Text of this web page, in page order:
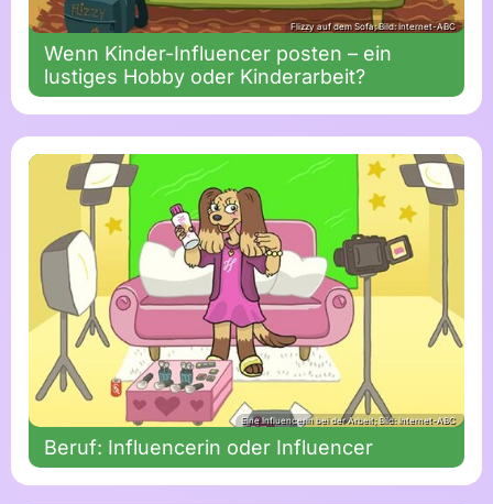
Flizzy auf dem Sofa; Bild: Internet-ABC
Wenn Kinder-Influencer posten – ein
lustiges Hobby oder Kinderarbeit?
Eine Influencerin bei der Arbeit; Bild: Internet-ABC
Beruf: Influencerin oder Influencer